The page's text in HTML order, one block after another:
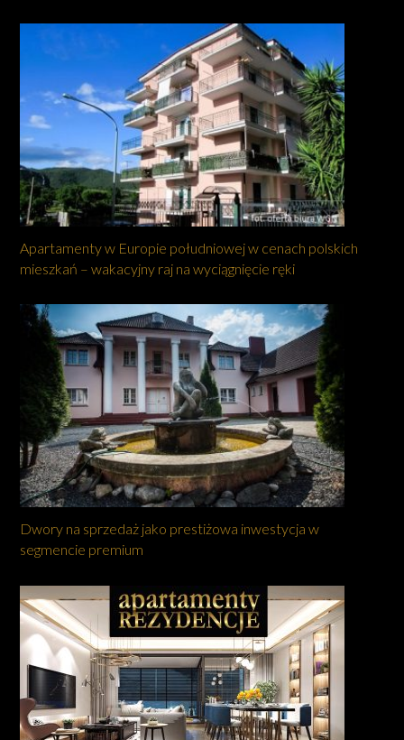
Apartamenty w Europie południowej w cenach polskich
mieszkań – wakacyjny raj na wyciągnięcie ręki
Dwory na sprzedaż jako prestiżowa inwestycja w
segmencie premium